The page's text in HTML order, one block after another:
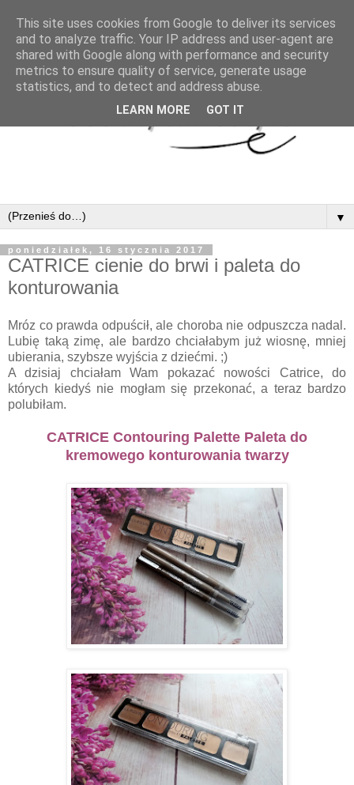
▼
poniedziałek, 16 stycznia 2017
CATRICE cienie do brwi i paleta do
konturowania
Mróz co prawda odpuścił, ale choroba nie odpuszcza nadal.
Lubię taką zimę, ale bardzo chciałabym już wiosnę, mniej
ubierania, szybsze wyjścia z dziećmi. ;)
A dzisiaj chciałam Wam pokazać nowości Catrice, do
których kiedyś nie mogłam się przekonać, a teraz bardzo
polubiłam.
CATRICE Contouring Palette Paleta do
kremowego konturowania twarzy
This site uses cookies from Google to deliver its services
and to analyze traffic. Your IP address and user-agent are
shared with Google along with performance and security
metrics to ensure quality of service, generate usage
statistics, and to detect and address abuse.
LEARN MORE GOT IT